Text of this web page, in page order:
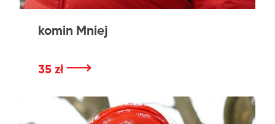
komin Mniej
35 zł ⟶